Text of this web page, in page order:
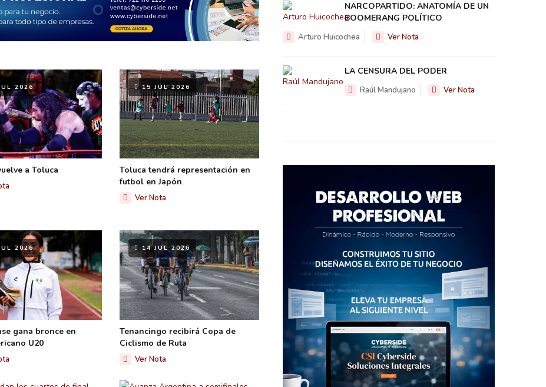
2026
a Toluca
15 JUL 2026
Toluca tendrá representación en
futbol en Japón
Ver Nota
2026
gana bronce en
U20
14 JUL 2026
Tenancingo recibirá Copa de
Ciclismo de Ruta
Ver Nota
NARCOPARTIDO: ANATOMÍA DE UN
BOOMERANG POLÍTICO
Arturo Huicochea Ver Nota
LA CENSURA DEL PODER
Raúl Mandujano Ver Nota